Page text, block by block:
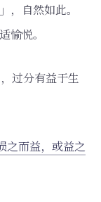
，自然如此。
愉悦。
，过分有益于生
之而益，或益之